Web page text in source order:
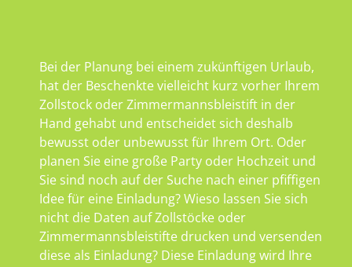
Bei der Planung bei einem zukünftigen Urlaub,
hat der Beschenkte vielleicht kurz vorher Ihrem
Zollstock oder Zimmermannsbleistift in der
Hand gehabt und entscheidet sich deshalb
bewusst oder unbewusst für Ihrem Ort. Oder
planen Sie eine große Party oder Hochzeit und
Sie sind noch auf der Suche nach einer pfiffigen
Idee für eine Einladung? Wieso lassen Sie sich
nicht die Daten auf Zollstöcke oder
Zimmermannsbleistifte drucken und versenden
diese als Einladung? Diese Einladung wird Ihre